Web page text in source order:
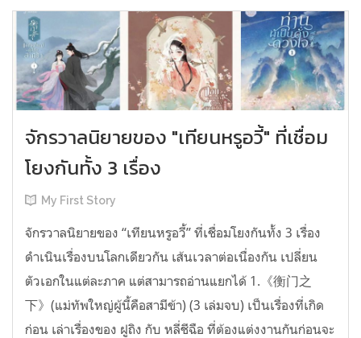
จักรวาลนิยายของ "เทียนหรูอวี้" ที่เชื่อม
โยงกันทั้ง 3 เรื่อง
My First Story
จักรวาลนิยายของ “เทียนหรูอวี้” ที่เชื่อมโยงกันทั้ง 3 เรื่อง
ดำเนินเรื่องบนโลกเดียวกัน เส้นเวลาต่อเนื่องกัน เปลี่ยน
ตัวเอกในแต่ละภาค แต่สามารถอ่านแยกได้ 1.《衡门之
下》(แม่ทัพใหญ่ผู้นี้คือสามีข้า) (3 เล่มจบ) เป็นเรื่องที่เกิด
ก่อน เล่าเรื่องของ ฝูถิง กับ หลี่ชีฉือ ที่ต้องแต่งงานกันก่อนจะ